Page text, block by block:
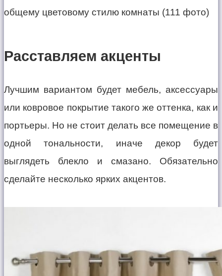
Расставляем акценты
Лучшим вариантом будет мебель, аксессуары
или ковровое покрытие такого же оттенка, как и
портьеры. Но не стоит делать все помещение в
одной тональности, иначе декор будет
выглядеть блекло и смазано. Обязательно
сделайте несколько ярких акцентов.